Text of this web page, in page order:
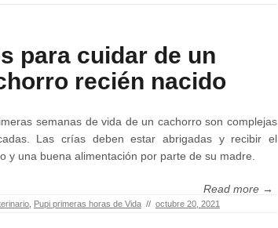
para cuidar de un
recién nacido
semanas de vida de un cachorro son complejas
Las crías deben estar abrigadas y recibir el
y una buena alimentación por parte de su madre.
Read more →
Pupi primeras horas de Vida // octubre 20, 2021